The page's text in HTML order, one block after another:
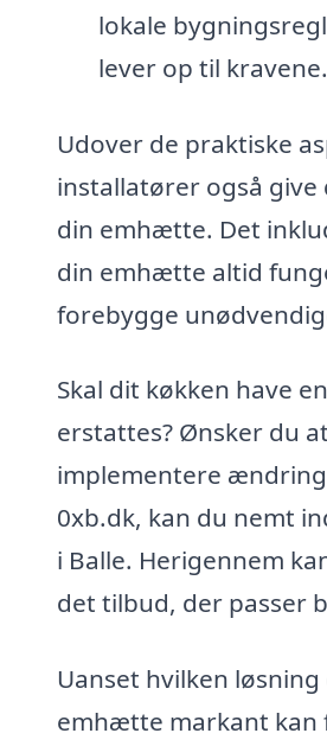
lokale
lever op til kravene.
Udover de praktiske
installatører også
din emhætte. Det
din emhætte altid
forebygge
Skal dit køkken have
erstattes? Ønsker du
implementere
0xb.dk, kan du nemt
i Balle. Herigennem
det tilbud, der passer
Uanset hvilken
emhætte markant kan